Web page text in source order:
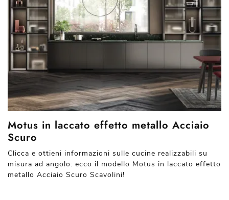
Motus in laccato effetto metallo Acciaio
Scuro
Clicca e ottieni informazioni sulle cucine realizzabili su
misura ad angolo: ecco il modello Motus in laccato effetto
metallo Acciaio Scuro Scavolini!